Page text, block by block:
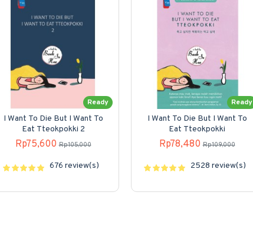
Ready
I Want To Die But I Want To
Eat Tteokpokki 2
Rp75,600 Rp105,000
676 review(s)
Ready
I Want To Die But I Want To
Eat Tteokpokki
Rp78,480 Rp109,000
2528 review(s)